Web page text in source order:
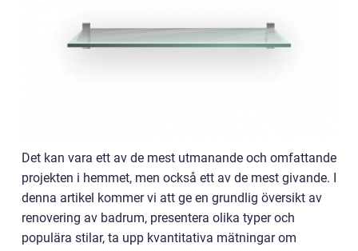
Det kan vara ett av de mest utmanande och omfattande
projekten i hemmet, men också ett av de mest givande. I
denna artikel kommer vi att ge en grundlig översikt av
renovering av badrum, presentera olika typer och
populära stilar, ta upp kvantitativa mätningar om